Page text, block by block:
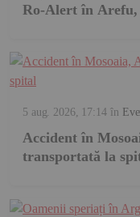
Ro-Alert în Arefu,
5 aug. 2026, 17:14în
Accident în
transportată la